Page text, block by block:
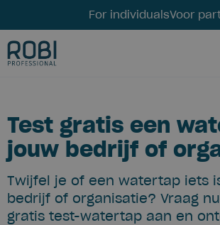
For individualsVoor
Test gratis een
jouw bedrijf of
Twijfel je of een watertap iets
bedrijf of organisatie? Vraag
gratis test-watertap aan en